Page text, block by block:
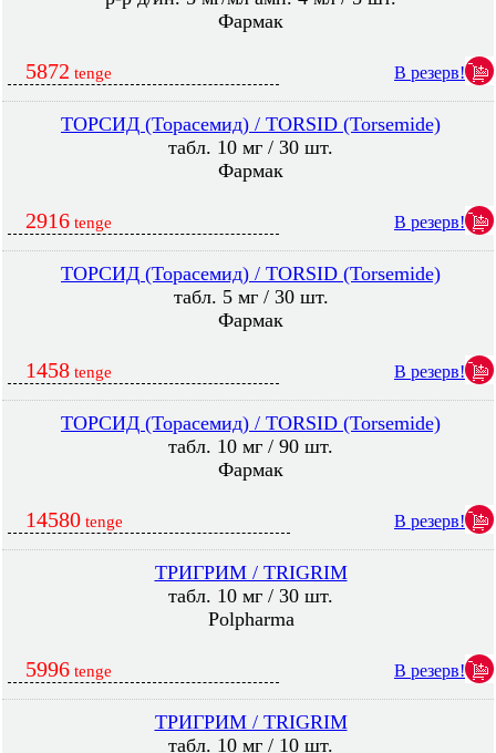
Фармак
5872 tenge В резерв!
ТОРСИД (Торасемид) / TORSID (Torsemide)
табл. 10 мг / 30 шт.
Фармак
2916 tenge В резерв!
ТОРСИД (Торасемид) / TORSID (Torsemide)
табл. 5 мг / 30 шт.
Фармак
1458 tenge В резерв!
ТОРСИД (Торасемид) / TORSID (Torsemide)
табл. 10 мг / 90 шт.
Фармак
14580 tenge В резерв!
ТРИГРИМ / TRIGRIM
табл. 10 мг / 30 шт.
Polpharma
5996 tenge В резерв!
ТРИГРИМ / TRIGRIM
табл. 10 мг / 10 шт.